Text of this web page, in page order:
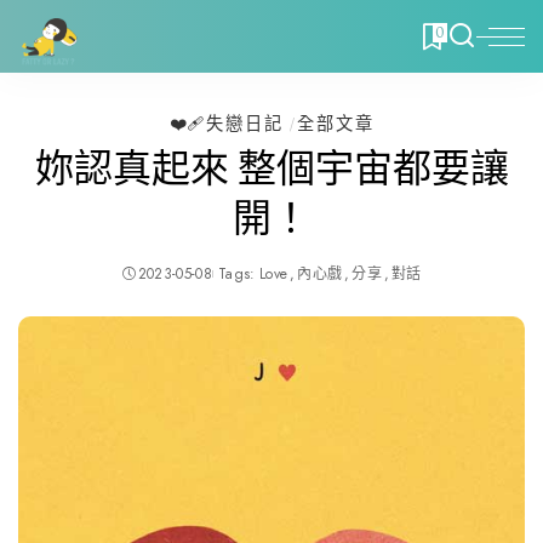
0
❤️‍🩹失戀日記 全部文章
妳認真起來 整個宇宙都要讓
開！
2023-05-08 Tags: Love 內心戲 分享 對話